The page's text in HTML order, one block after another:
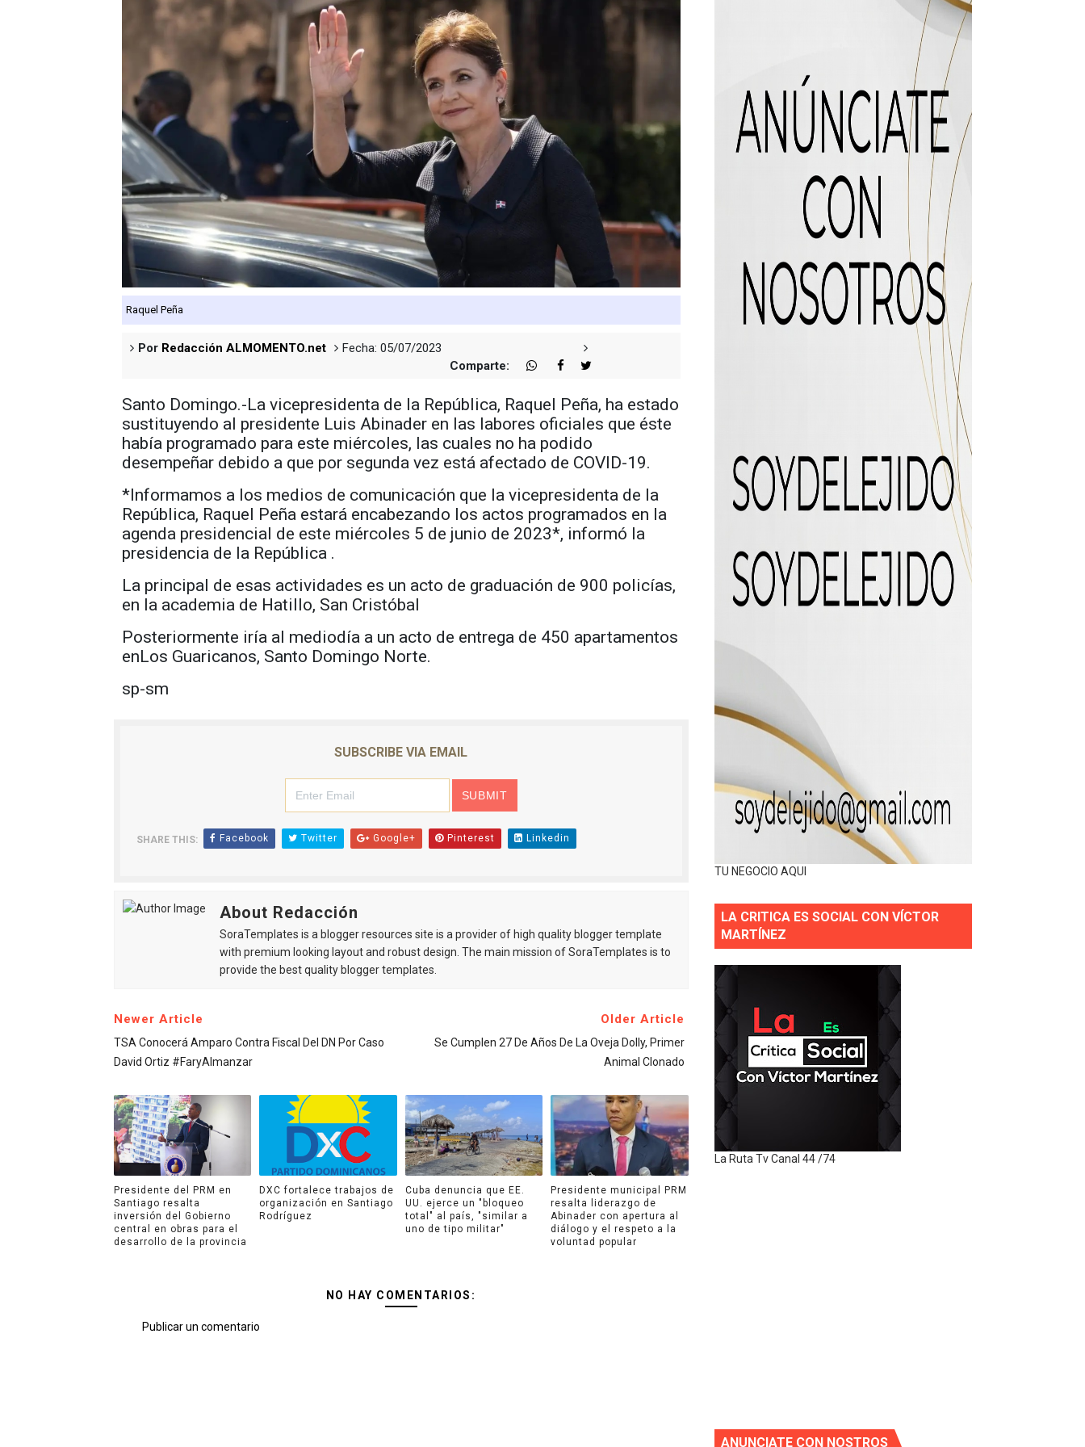
Operativo en Barahona: desmantelan fábrica de alcohol adulterado y recuperan motocicleta
Autoridades indagan muerte de mujer en La Zurza, Distrito Nacional
Accidente en Verón deja un motorista fallecido y otra persona herida
Policía recaptura en Altamira a fugado del CCR San Felipe
Coraasan construye parque solar de un megavatio para la planta de tratamiento de aguas residuales de Rafey
Raquel Peña
Por Redacción ALMOMENTO.net
Fecha: 05/07/2023
Comparte:
Santo Domingo.-La vicepresidenta de la República, Raquel Peña, ha estado
sustituyendo al presidente Luis Abinader en las labores oficiales que éste
había programado para este miércoles, las cuales no ha podido
desempeñar debido a que por segunda vez está afectado de COVID-19.
*Informamos a los medios de comunicación que la vicepresidenta de la
República, Raquel Peña estará encabezando los actos programados en la
agenda presidencial de este miércoles 5 de junio de 2023*, informó la
presidencia de la República .
La principal de esas actividades es un acto de graduación de 900 policías,
en la academia de Hatillo, San Cristóbal
Posteriormente iría al mediodía a un acto de entrega de 450 apartamentos
enLos Guaricanos, Santo Domingo Norte.
sp-sm
SUBSCRIBE VIA EMAIL
SHARE THIS: Facebook Twitter Google+ Pinterest Linkedin
About Redacción
SoraTemplates is a blogger resources site is a provider of high quality blogger template
with premium looking layout and robust design. The main mission of SoraTemplates is to
provide the best quality blogger templates.
Newer Article
TSA Conocerá Amparo Contra Fiscal Del DN Por Caso
David Ortiz #FaryAlmanzar
Older Article
Se Cumplen 27 De Años De La Oveja Dolly, Primer
Animal Clonado
Presidente del PRM en
Santiago resalta
inversión del Gobierno
central en obras para el
desarrollo de la provincia
DXC fortalece trabajos de
organización en Santiago
Rodríguez
Cuba denuncia que EE.
UU. ejerce un "bloqueo
total" al país, "similar a
uno de tipo militar"
Presidente municipal PRM
resalta liderazgo de
Abinader con apertura al
diálogo y el respeto a la
voluntad popular
NO HAY COMENTARIOS:
Publicar un comentario
TU NEGOCIO AQUI
LA CRITICA ES SOCIAL CON VÍCTOR
MARTÍNEZ
La Ruta Tv Canal 44 /74
ANUNCIATE CON NOSTROS